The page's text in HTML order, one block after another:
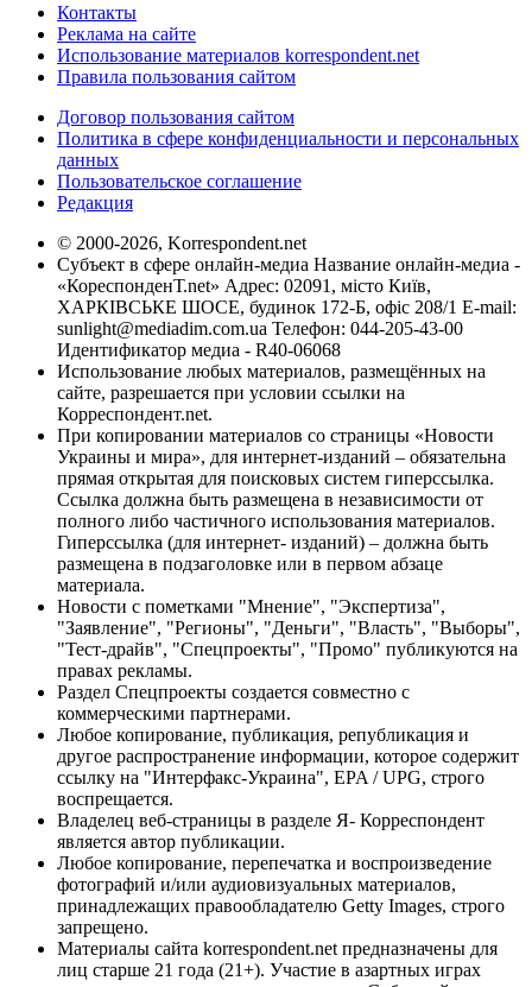
Контакты
Реклама на сайте
Использование материалов korrespondent.net
Правила пользования сайтом
Договор пользования сайтом
Политика в сфере конфиденциальности и персональных
данных
Пользовательское соглашение
Редакция
© 2000-2026, Korrespondent.net
Субъект в сфере онлайн-медиа Название онлайн-медиа -
«КореспонденТ.net» Адрес: 02091, місто Київ,
ХАРКІВСЬКЕ ШОСЕ, будинок 172-Б, офіс 208/1 E-mail:
sunlight@mediadim.com.ua Телефон: 044-205-43-00
Идентификатор медиа - R40-06068
Использование любых материалов, размещённых на
сайте, разрешается при условии ссылки на
Корреспондент.net.
При копировании материалов со страницы «Новости
Украины и мира», для интернет-изданий – обязательна
прямая открытая для поисковых систем гиперссылка.
Ссылка должна быть размещена в независимости от
полного либо частичного использования материалов.
Гиперссылка (для интернет- изданий) – должна быть
размещена в подзаголовке или в первом абзаце
материала.
Новости с пометками "Мнение", "Экспертиза",
"Заявление", "Регионы", "Деньги", "Власть", "Выборы",
"Тест-драйв", "Спецпроекты", "Промо" публикуются на
правах рекламы.
Раздел Спецпроекты создается совместно с
коммерческими партнерами.
Любое копирование, публикация, републикация и
другое распространение информации, которое содержит
ссылку на "Интерфакс-Украина", EPA / UPG, строго
воспрещается.
Владелец веб-страницы в разделе Я- Корреспондент
является автор публикации.
Любое копирование, перепечатка и воспроизведение
фотографий и/или аудиовизуальных материалов,
принадлежащих правообладателю Getty Images, строго
запрещено.
Материалы сайта korrespondent.net предназначены для
лиц старше 21 года (21+). Участие в азартных играх